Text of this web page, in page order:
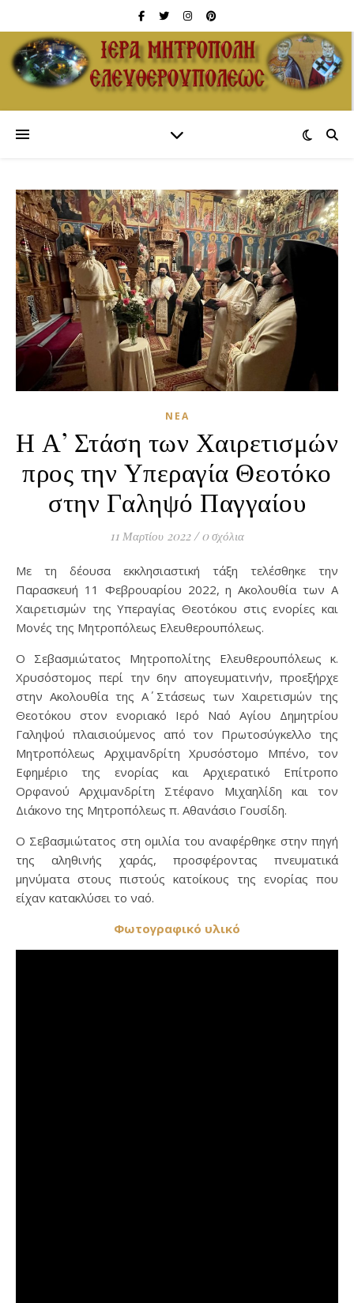
ΝΈΑ
Η Α’ Στάση των Χαιρετισμών
προς την Υπεραγία Θεοτόκο
στην Γαληψό Παγγαίου
11 Μαρτίου 2022 / 0 σχόλια
Με τη δέουσα εκκλησιαστική τάξη τελέσθηκε την
Παρασκευή 11 Φεβρουαρίου 2022, η Ακολουθία των Α΄
Χαιρετισμών της Υπεραγίας Θεοτόκου στις ενορίες και
Μονές της Μητροπόλεως Ελευθερουπόλεως.
Ο Σεβασμιώτατος Μητροπολίτης Ελευθερουπόλεως κ.
Χρυσόστομος περί την 6ην απογευματινήν, προεξήρχε
στην Ακολουθία της Α΄ Στάσεως των Χαιρετισμών της
Θεοτόκου στον ενοριακό Ιερό Ναό Αγίου Δημητρίου
Γαληψού πλαισιούμενος από τον Πρωτοσύγκελλο της
Μητροπόλεως Αρχιμανδρίτη Χρυσόστομο Μπένο, τον
Εφημέριο της ενορίας και Αρχιερατικό Επίτροπο
Ορφανού Αρχιμανδρίτη Στέφανο Μιχαηλίδη και τον
Διάκονο της Μητροπόλεως π. Αθανάσιο Γουσίδη.
Ο Σεβασμιώτατος στη ομιλία του αναφέρθηκε στην πηγή
της αληθινής χαράς, προσφέροντας πνευματικά
μηνύματα στους πιστούς κατοίκους της ενορίας που
είχαν κατακλύσει το ναό.
Φωτογραφικό υλικό